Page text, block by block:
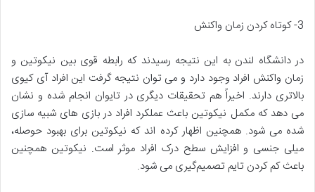
3- کوتاه کردن زمان واکنش
در دانشگاه لندن به این نتیجه رسیدند که رابطه قوی بین نیکوتین و
زمان واکنش افراد وجود دارد و می‌ توان نتیجه گرفت این افراد آی کیوی
بالاتری دارند. اخیراً هم تحقیقات دیگری در تایوان انجام شده و نشان
می‌ دهد که مکمل نیکوتین باعث عملکرد افراد در بازی های شبیه سازی
شده می شود. همچنین اظهار کرده اند که نیکوتین برای بهبود حوصله،
میلی جنسی و افزایش سطح درک افراد موثر است. نیکوتین همچنین
باعث کم کردن تایم تصمیم‌گیری می‌ شود.